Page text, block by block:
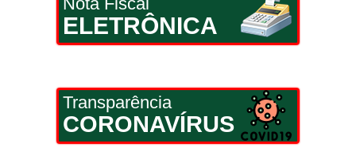
ELETRÔNICA
Transparência
CORONAVÍRUS